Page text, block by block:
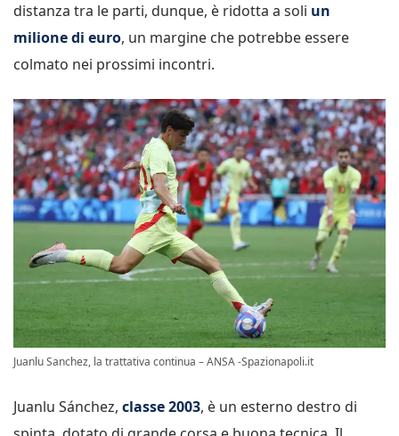
distanza tra le parti, dunque, è ridotta a soli un
milione di euro, un margine che potrebbe essere
colmato nei prossimi incontri.
Juanlu Sanchez, la trattativa continua – ANSA -Spazionapoli.it
Juanlu Sánchez, classe 2003, è un esterno destro di